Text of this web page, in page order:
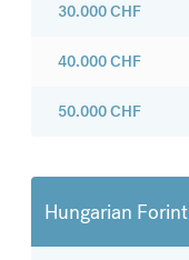
30.000CHF
40.000CHF
50.000CHF
Hungarian Forint